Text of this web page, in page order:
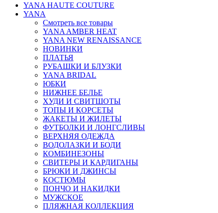
YANA HAUTE COUTURE
YANA
Смотреть все товары
YANA AMBER HEAT
YANA NEW RENAISSANCE
НОВИНКИ
ПЛАТЬЯ
РУБАШКИ И БЛУЗКИ
YANA BRIDAL
ЮБКИ
НИЖНЕЕ БЕЛЬЕ
ХУДИ И СВИТШОТЫ
ТОПЫ И КОРСЕТЫ
ЖАКЕТЫ И ЖИЛЕТЫ
ФУТБОЛКИ И ЛОНГСЛИВЫ
ВЕРХНЯЯ ОДЕЖДА
ВОДОЛАЗКИ И БОДИ
КОМБИНЕЗОНЫ
СВИТЕРЫ И КАРДИГАНЫ
БРЮКИ И ДЖИНСЫ
КОСТЮМЫ
ПОНЧО И НАКИДКИ
МУЖСКОЕ
ПЛЯЖНАЯ КОЛЛЕКЦИЯ